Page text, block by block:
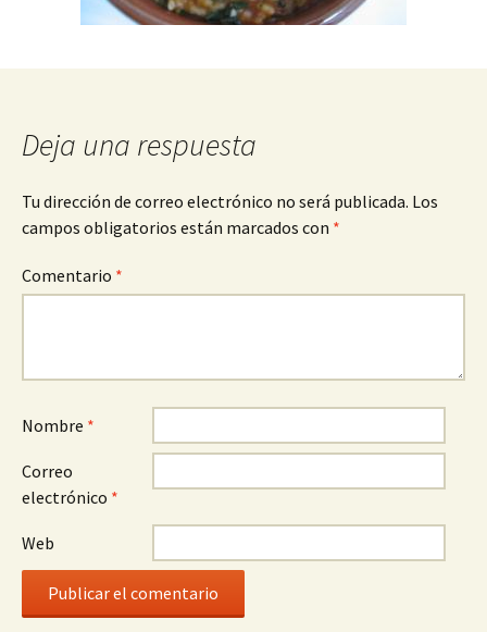
Deja una respuesta
Tu dirección de correo electrónico no será publicada. Los
campos obligatorios están marcados con *
Comentario *
Nombre *
Correo
electrónico *
Web